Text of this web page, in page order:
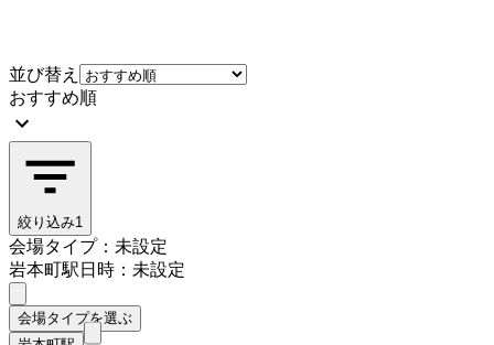
並び替え
おすすめ順
絞り込み1
会場タイプ：未設定
岩本町駅日時：未設定
会場タイプを選ぶ